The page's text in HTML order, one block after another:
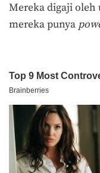
Mereka digaji oleh
mereka punya